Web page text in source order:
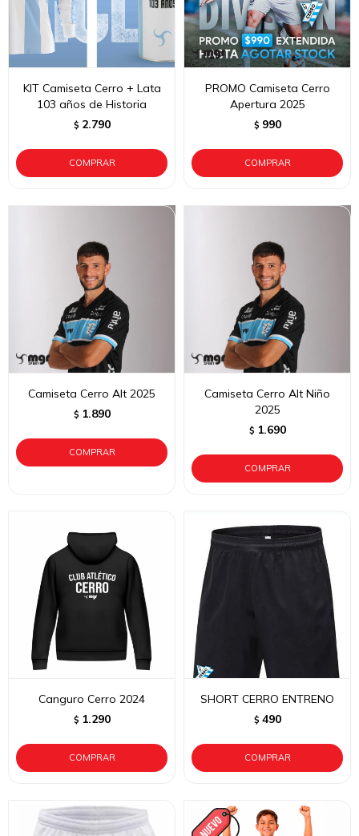
KIT Camiseta Cerro + Lata
103 años de Historia
$ 2.790
PROMO Camiseta Cerro
Apertura 2025
$ 990
Camiseta Cerro Alt 2025
$ 1.890
Camiseta Cerro Alt Niño
2025
$ 1.690
Canguro Cerro 2024
$ 1.290
SHORT CERRO ENTRENO
$ 490